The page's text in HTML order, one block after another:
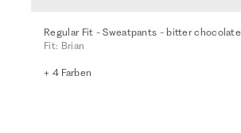
Regular Fit - Sweatpants - bitter chocolate
Fit: Brian
+ 4 Farben